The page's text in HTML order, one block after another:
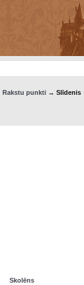
Rakstu punkti→ Slīdenis
Skolēns